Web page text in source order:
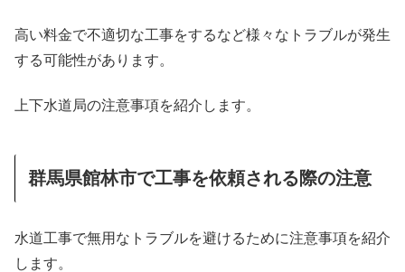
高い料金で不適切な工事をするなど様々なトラブルが発生
する可能性があります。
上下水道局の注意事項を紹介します。
群馬県館林市で工事を依頼される際の注意
水道工事で無用なトラブルを避けるために注意事項を紹介
します。